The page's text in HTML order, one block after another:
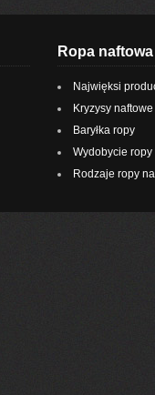
Ropa naftowa
Najwięksi
Kryzysy naftowe
Baryłka ropy
Wydobycie
Rodzaje ropy